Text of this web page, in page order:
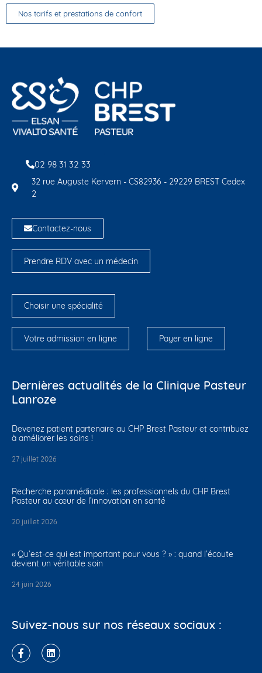
Nos tarifs et prestations de confort
02 98 31 32 33
32 rue Auguste Kervern - CS82936 - 29229 BREST Cedex
2
Contactez-nous
Prendre RDV avec un médecin
Choisir une spécialité
Votre admission en ligne Payer en ligne
Dernières actualités de la Clinique Pasteur
Lanroze
Devenez patient partenaire au CHP Brest Pasteur et contribuez
à améliorer les soins !
27 juillet 2026
Recherche paramédicale : les professionnels du CHP Brest
Pasteur au cœur de l’innovation en santé
20 juillet 2026
« Qu’est-ce qui est important pour vous ? » : quand l’écoute
devient un véritable soin
24 juin 2026
Suivez-nous sur nos réseaux sociaux :